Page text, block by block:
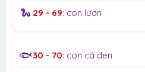
🐍 29 - 69: con lươn
🐟30 - 70: con cá đen